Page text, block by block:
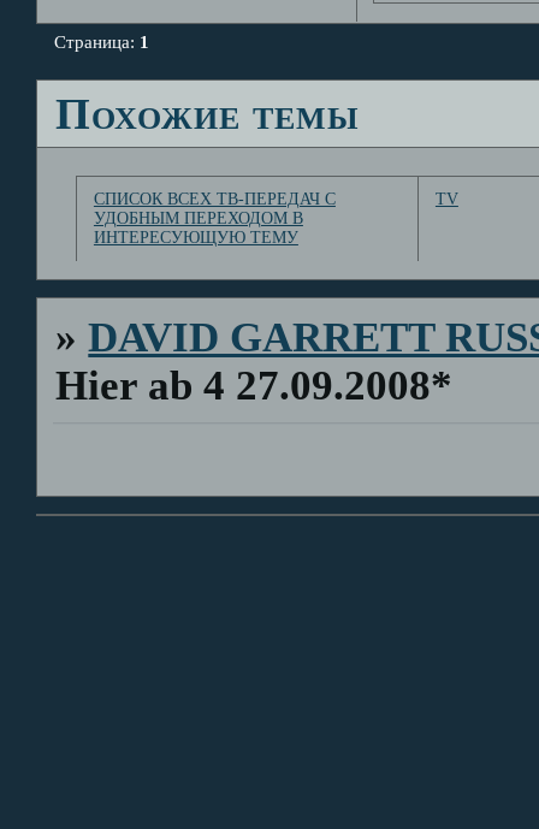
Страница: 1
Похожие темы
СПИСОК ВСЕХ ТВ-ПЕРЕДАЧ С
УДОБНЫМ ПЕРЕХОДОМ В
ИНТЕРЕСУЮЩУЮ ТЕМУ
TV
»DAVID GARRETT
Hier ab 4 27.09.2008*